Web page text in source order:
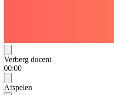
Verberg docent
00:00
Afspelen